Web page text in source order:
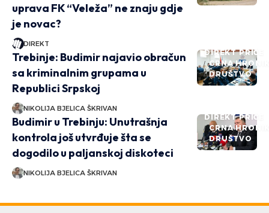
uprava FK “Veleža” ne znaju gdje
je novac?
DIREKT
DIREKT PRIČE
CRNA
DRUŠTVO
Trebinje: Budimir najavio obračun
sa kriminalnim grupama u
Republici Srpskoj
NIKOLIJA BJELICA ŠKRIVAN
DIREKT PRIČE
CRNA
DRUŠTVO
Budimir u Trebinju: Unutrašnja
kontrola još utvrđuje šta se
dogodilo u paljanskoj diskoteci
NIKOLIJA BJELICA ŠKRIVAN